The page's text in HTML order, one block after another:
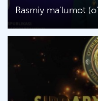
Rasmiy ma'lumot